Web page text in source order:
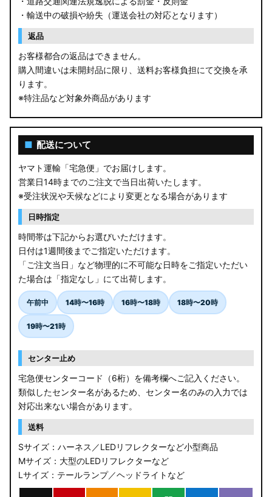
VN5 VNH レヴォーグ / レイバック
ZD8 BRZ
ZC6 BRZ
URJ201 LX570
AGL10W RX450h
USF/UVF4# LS600h
JF5/6 N-BOX カスタム
MK94S/MK54S スペーシア / カスタム
ZCEDS/ZDEDS/ZCDDS/ZDDDS スイフト
AZSH36W/AZSH37W クラウンスポーツ
LA400K コペン
汎用LEDバルブ
アウトレット
JB64W/JB74W/JC74W ジムニー/シエラ/ノマド
・輸送中の破損や紛失（運送会社の対応となります）
返品
お客様都合の返品はできません。
購入間違いは未開封品に限り、送料お客様負担にて交換を承
ります。
※特注品など対象外商品があります
■ 配送について
ヤマト運輸「宅急便」でお届けします。
営業日14時までのご注文で当日出荷いたします。
※受注状況や天候などにより変更となる場合があります
日時指定
時間帯は下記からお選びいただけます。
日付は1週間後までご指定いただけます。
「ご注文当日」など物理的に不可能な日時をご指定いただい
た場合は「指定なし」にて出荷します。
午前中 14時〜16時 16時〜18時 18時〜20時
19時〜21時
センター止め
宅急便センターコード（6桁）を備考欄へご記入ください。
類似したセンター名があるため、センター名のみの入力では
対応出来ない場合があります。
送料
Sサイズ：ハーネス／LEDリフレクターなど小型商品
Mサイズ：大型のLEDリフレクターなど
Lサイズ：テールランプ／ヘッドライトなど